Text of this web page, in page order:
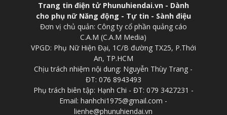
Trang tin điện tử Phunuhiendai.vn - Dành
cho phụ nữ Năng động - Tự tin - Sành điệu
Đơn vị chủ quản: Công ty cổ phần quảng cáo
C.A.M (C.A.M Media)
VPGD: Phụ Nữ Hiện Đại, 1C/B đường TX25, P.Thới
An, TP.HCM
Chịu trách nhiệm nội dung: Nguyễn Thùy Trang -
ĐT: 076 8943493
Phụ trách biên tập: Hạnh Chi - ĐT: 079 3427231 -
Email: hanhchi1975@gmail.com -
lienhe@phunuhiendai.vn